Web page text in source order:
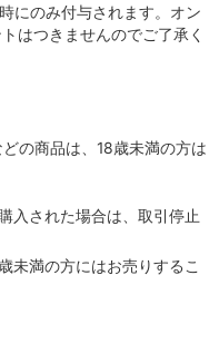
にのみ付与されます。オン
はつきませんのでご了承く
の商品は、18歳未満の方は
入された場合は、取引停止
未満の方にはお売りするこ